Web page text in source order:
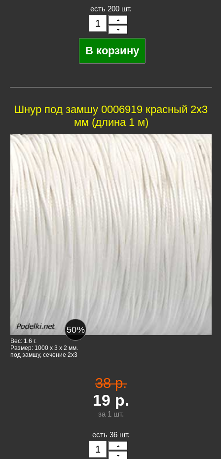
есть 200 шт.
Шнур под замшу 0006919 красный 2х3
мм (длина 1 м)
50%
Вес: 1.6 г.
Размер: 1000 x 3 x 2 мм.
под замшу, сечение 2х3
38 р.
19 р.
за 1 шт.
есть 36 шт.